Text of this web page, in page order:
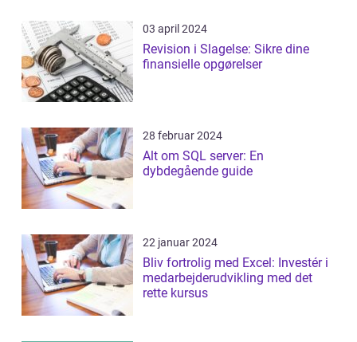
03 april 2024
Revision i Slagelse: Sikre dine
finansielle opgørelser
28 februar 2024
Alt om SQL server: En
dybdegående guide
22 januar 2024
Bliv fortrolig med Excel: Investér i
medarbejderudvikling med det
rette kursus